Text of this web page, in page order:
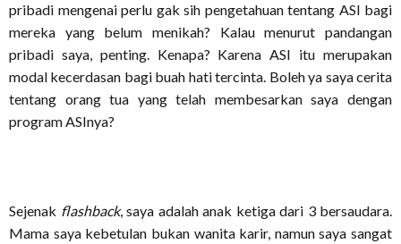
pribadi mengenai perlu gak sih pengetahuan tentang ASI bagi
mereka yang belum menikah? Kalau menurut pandangan
pribadi saya, penting. Kenapa? Karena ASI itu merupakan
modal kecerdasan bagi buah hati tercinta. Boleh ya saya cerita
tentang orang tua yang telah membesarkan saya dengan
program ASInya?
Sejenak flashback, saya adalah anak ketiga dari 3 bersaudara.
Mama saya kebetulan bukan wanita karir, namun saya sangat